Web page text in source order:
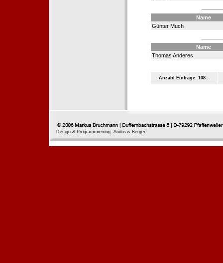
Name
Günter Much
Name
Thomas Anderes
Anzahl Einträge: 108 .
Design & Programmierung: Andreas Berger